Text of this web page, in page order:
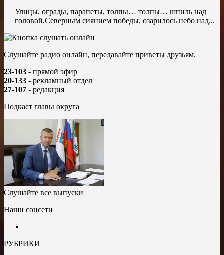
Улицы, ограды, парапеты, толпы… толпы… шпиль над
головой,Северным сиянием победы, озарилось небо над...
Слушайте радио онлайн, передавайте приветы друзьям.
23-103 - прямой эфир
20-133 - рекламный отдел
27-107 - редакция
Подкаст главы округа
Слушайте все выпуски
Наши соцсети
РУБРИКИ